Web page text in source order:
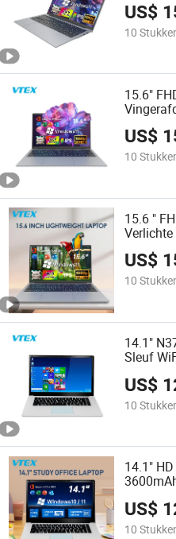
US$
10
15.6"
Type C
US$
10
15.6 "
Privacy
US$
10
14.1"
Sleuf
PC
US$
10
14.1"
Online
US$
10